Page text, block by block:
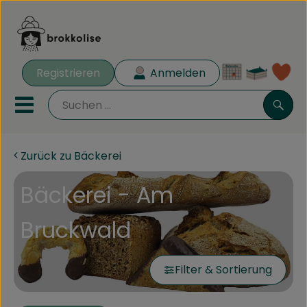
Registrieren Anmelden
Mobiles Menu öffnen oder
Biokisten
Rezeptkisten
Angebote
Aus der Region
Obst & Gemüse
Zurück zu Bäckerei
Bäckerei - Am
Bruckwald
Filter & Sortierung